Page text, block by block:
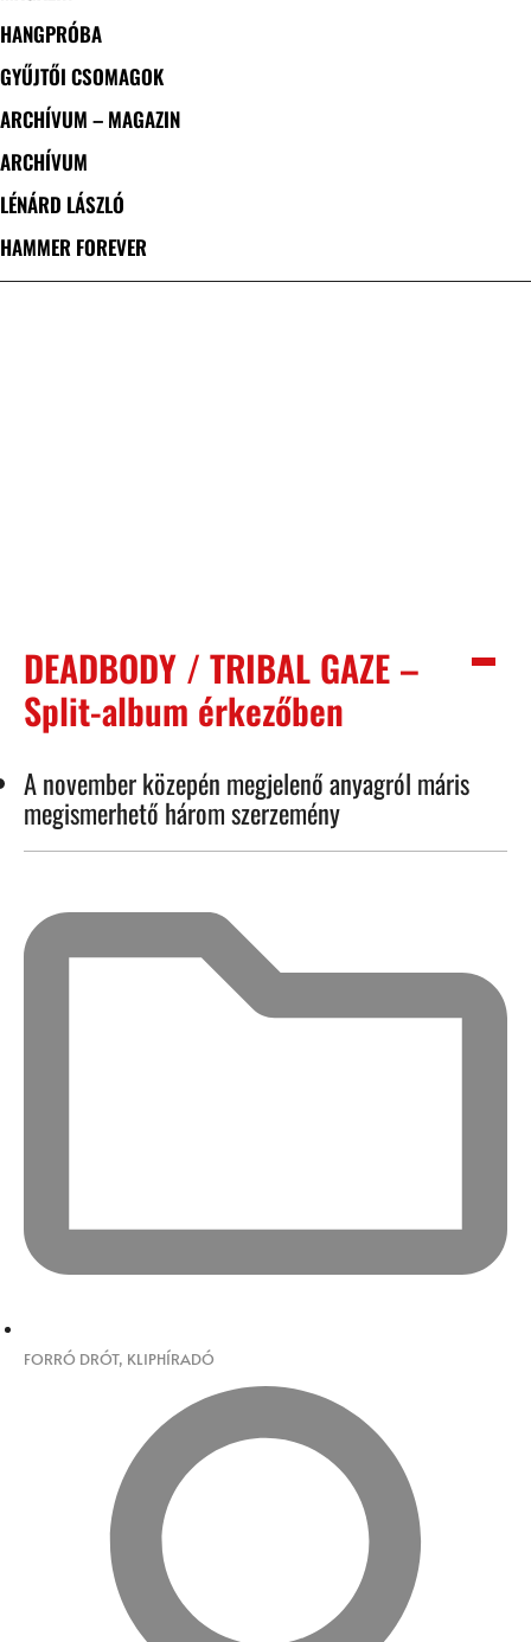
HANGPRÓBA
GYŰJTŐI CSOMAGOK
ARCHÍVUM – MAGAZIN
ARCHÍVUM
LÉNÁRD LÁSZLÓ
HAMMER FOREVER
DEADBODY / TRIBAL GAZE –
Split-album érkezőben
A november közepén megjelenő anyagról máris
megismerhető három szerzemény
FORRÓ DRÓT, KLIPHÍRADÓ